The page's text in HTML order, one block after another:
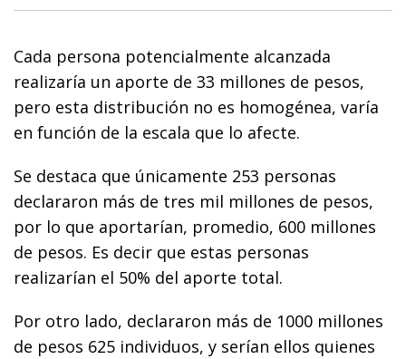
Cada persona potencialmente alcanzada
realizaría un aporte de 33 millones de pesos,
pero esta distribución no es homogénea, varía
en función de la escala que lo afecte.
Se destaca que únicamente 253 personas
declararon más de tres mil millones de pesos,
por lo que aportarían, promedio, 600 millones
de pesos. Es decir que estas personas
realizarían el 50% del aporte total.
Por otro lado, declararon más de 1000 millones
de pesos 625 individuos, y serían ellos quienes